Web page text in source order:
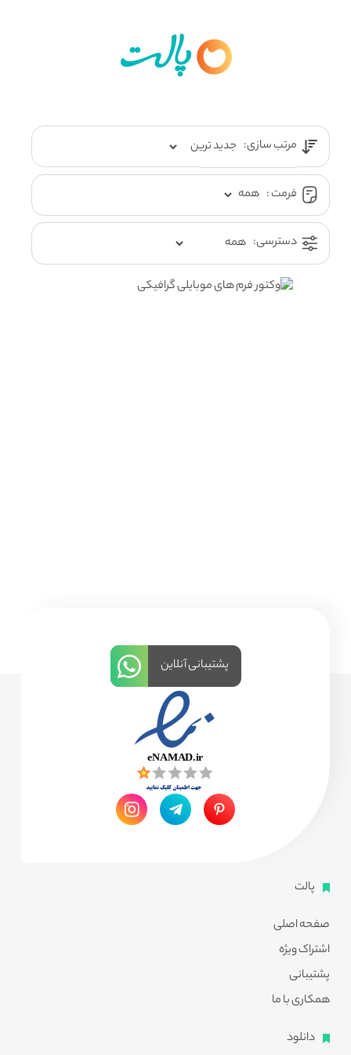
مرتب سازی:
فرمت :
دسترسی:
پالت
صفحه اصلی
اشتراک ویژه
پشتیبانی
همکاری با ما
دانلود
پشتیبانی آنلاین